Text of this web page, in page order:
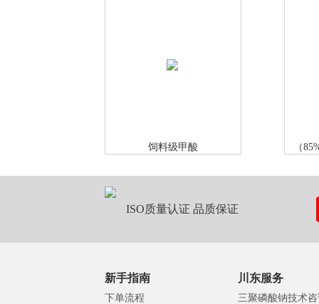
饲料级甲酸 （
ISO质量认证 品质保证
新手指南
下单流程
川东服务
三聚磷酸钠技术咨